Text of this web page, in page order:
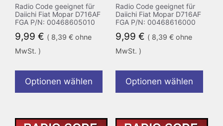
Radio Code geeignet für
Daiichi Fiat Mopar D716AF
FGA P/N: 00468605010
9,99 € ( 8,39 € ohne
MwSt. )
Optionen wählen
Radio Code geeignet für
Daiichi Fiat Mopar D716AF
FGA P/N: 00468616000
9,99 € ( 8,39 €ohne
MwSt. )
Optionen wählen